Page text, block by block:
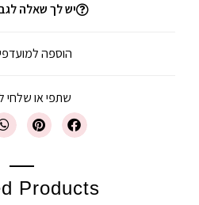
יש לך שאלה
הוספה
שתפי או שלחי
Products